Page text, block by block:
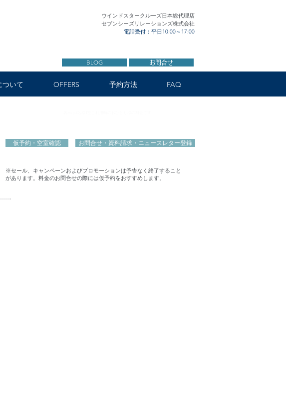
ウインドスタークルーズ日本総代理店
セブンシーズリレーションズ株式会社
電話受付：平日10:00～17:00
BLOG お問合せ
ついて OFFERS 予約方法 FAQ
仮予約・空室確認 お問合せ・資料請求・ニュースレター登録
※セール、キャンペーンおよびプロモーションは予告なく終了すること
があります。料金のお問合せの際には仮予約をおすすめします。